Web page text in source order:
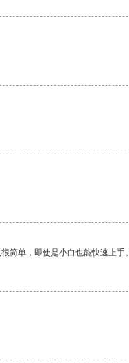
简单，即使是小白也能快速上手。